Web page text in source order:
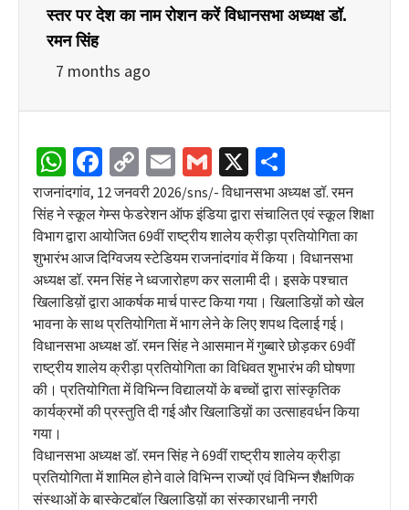
स्तर पर देश का नाम रोशन करें विधानसभा अध्यक्ष डॉ.
रमन सिंह
7 months ago
WhatsApp
Facebook
Copy
Link
EmailGmail
X
राजनांदगांव, 12 जनवरी 2026/sns/- विधानसभा अध्यक्ष डॉ. रमन
सिंह ने स्कूल गेम्स फेडरेशन ऑफ इंडिया द्वारा संचालित एवं स्कूल शिक्षा
विभाग द्वारा आयोजित 69वीं राष्ट्रीय शालेय क्रीड़ा प्रतियोगिता का
शुभारंभ आज दिग्विजय स्टेडियम राजनांदगांव में किया। विधानसभा
अध्यक्ष डॉ. रमन सिंह ने ध्वजारोहण कर सलामी दी। इसके पश्चात
खिलाडिय़ों द्वारा आकर्षक मार्च पास्ट किया गया। खिलाडिय़ों को खेल
भावना के साथ प्रतियोगिता में भाग लेने के लिए शपथ दिलाई गई।
विधानसभा अध्यक्ष डॉ. रमन सिंह ने आसमान में गुब्बारे छोड़कर 69वीं
राष्ट्रीय शालेय क्रीड़ा प्रतियोगिता का विधिवत शुभारंभ की घोषणा
की। प्रतियोगिता में विभिन्न विद्यालयों के बच्चों द्वारा सांस्कृतिक
कार्यक्रमों की प्रस्तुति दी गई और खिलाडिय़ों का उत्साहवर्धन किया
गया।
विधानसभा अध्यक्ष डॉ. रमन सिंह ने 69वीं राष्ट्रीय शालेय क्रीड़ा
प्रतियोगिता में शामिल होने वाले विभिन्न राज्यों एवं विभिन्न शैक्षणिक
संस्थाओं के बास्केटबॉल खिलाडिय़ों का संस्कारधानी नगरी